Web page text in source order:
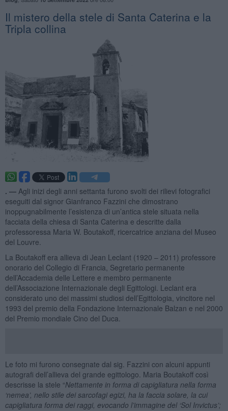
Il mistero della stele di Santa Caterina e la
Tripla collina
. — Agli inizi degli anni settanta furono svolti dei rilievi fotografici
eseguiti dal signor Gianfranco Fazzini che dimostrano
inoppugnabilmente l’esistenza di un’antica stele situata nella
facciata della chiesa di Santa Caterina e descritte dalla
professoressa Maria W. Boutakoff, ricercatrice anziana del Museo
del Louvre.
La Boutakoff era allieva di Jean Leclant (1920 – 2011) professore
onorario del Collegio di Francia, Segretario permanente
dell’Accademia delle Lettere e membro permanente
dell’Associazione Internazionale degli Egittologi. Leclant era
considerato uno dei massimi studiosi dell’Egittologia, vincitore nel
1993 del premio della Fondazione Internazionale Balzan e nel 2000
del Premio mondiale Cino del Duca.
Le foto mi furono consegnate dal sig. Fazzini con alcuni appunti
autografi dell’allieva del grande egittologo. Maria Boutakoff così
descrisse la stele “Nettamente in forma di capigliatura nella forma
‘nemea’, nello stile dei sarcofagi egizi, ha la faccia solare, la cui
capigliatura forma dei raggi, evocando l’immagine del ‘Sol Invictus’;